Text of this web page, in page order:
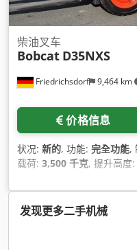
Friedrichsdorf 9,464 km
柴油叉车
Bobcat D35NXS
价格信息
状况: 新的, 功能: 完全功能,
载荷: 3,500 千克, 提升高度:
米, 功率:45 千瓦 (61.18 马
1,200 毫米 , 空载重量:
发现更多二手机械